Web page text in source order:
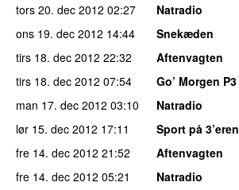
tors 20. dec 2012 02:27
Natradio
ons 19. dec 2012 14:44
Snekæden
tirs 18. dec 2012 22:32
Aftenvagten
tirs 18. dec 2012 07:54
Go’ Morgen P3
man 17. dec 2012 03:10
Natradio
lør 15. dec 2012 17:11
Sport på 3’eren
fre 14. dec 2012 21:52
Aftenvagten
fre 14. dec 2012 05:21
Natradio